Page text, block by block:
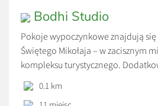
Bodhi Studio
Pokoje wypoczynkowe znajdują się
Świętego Mikołaja – w zacisznym
kompleksu turystycznego.
sąsiedztwo Studia Masażu Bodhi –
na relaksujące masaże lub
0.1 km